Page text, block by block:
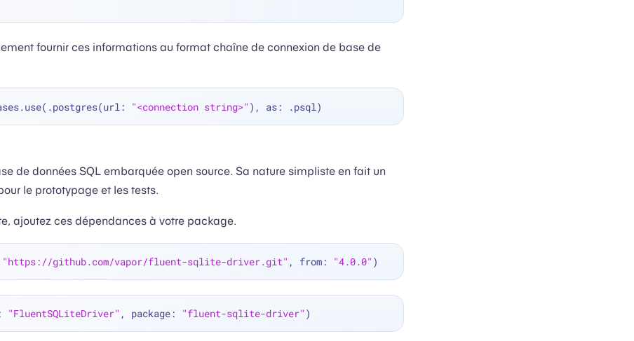
fournir ces informations au format chaîne de connexion de base de
"<connection string>"
de données SQL embarquée open source. Sa nature simpliste en fait un
le prototypage et les tests.
ajoutez ces dépendances à votre package.
"https://github.com/vapor/fluent-sqlite-driver.git" , from: "4.0.0"
"FluentSQLiteDriver" , package: "fluent-sqlite-driver"